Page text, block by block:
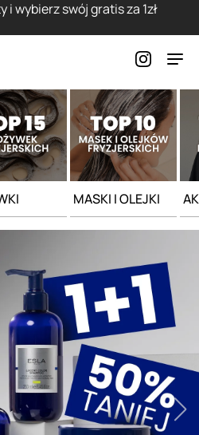
i wybierz swój gratis za 1zł
MASKI I OLEJKI